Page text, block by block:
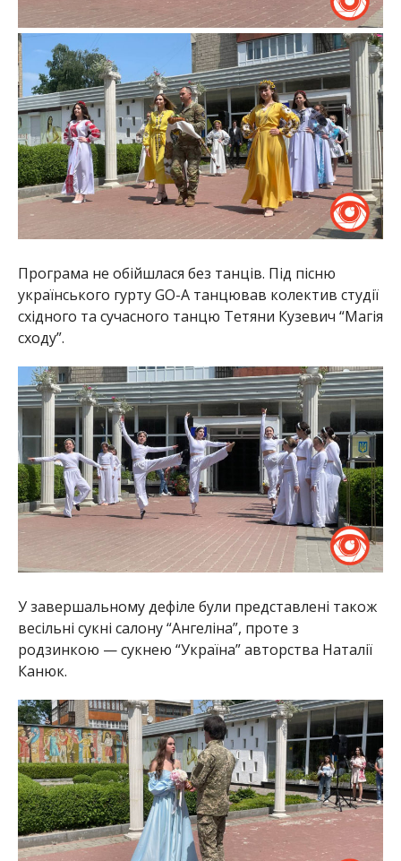
Програма не обійшлася без танців. Під пісню
українського гурту GO-A танцював колектив студії
східного та сучасного танцю Тетяни Кузевич “Магія
сходу”.
У завершальному дефіле були представлені також
весільні сукні салону “Ангеліна”, проте з
родзинкою — сукнею “Україна” авторства Наталії
Канюк.